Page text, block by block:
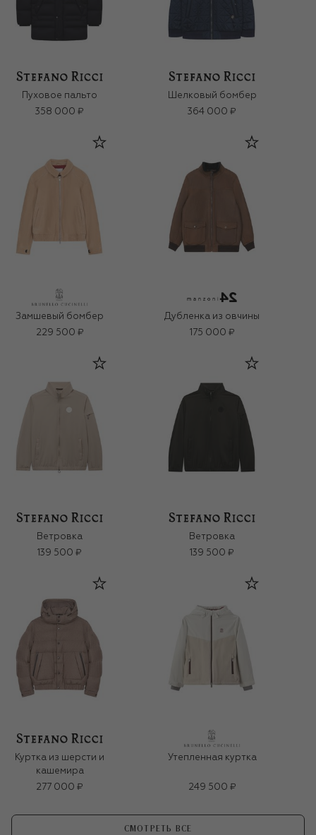
Пуховое пальто
358 000 ₽
Шелковый бомбер
364 000 ₽
Замшевый бомбер
229 500 ₽
Дубленка из овчины
175 000 ₽
Ветровка
139 500 ₽
Ветровка
139 500 ₽
Куртка из шерсти и
кашемира
277 000 ₽
Утепленная куртка
249 500 ₽
СМОТРЕТЬ ВСЕ